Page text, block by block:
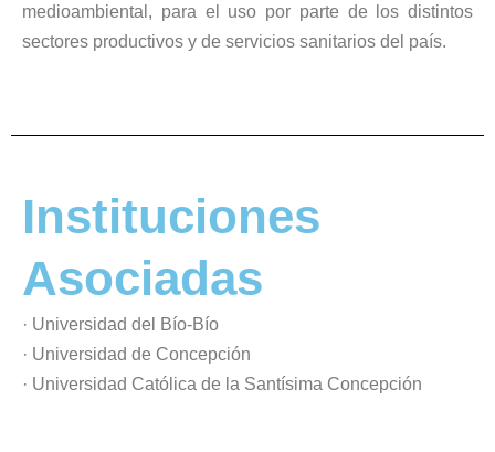
medioambiental, para el uso por parte de los distintos
sectores productivos y de servicios sanitarios del país.
Instituciones
Asociadas
· Universidad del Bío-Bío
· Universidad de Concepción
· Universidad Católica de la Santísima Concepción